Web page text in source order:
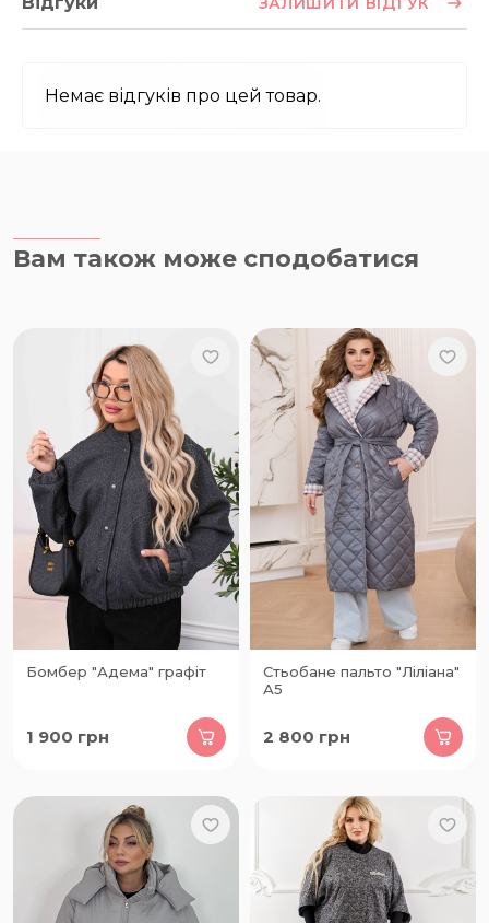
Немає відгуків про цей товар.
Вам також може сподобатися
Бомбер "Адема" графіт
1 900 грн
Стьобане пальто "Ліліана"
А5
2 800 грн